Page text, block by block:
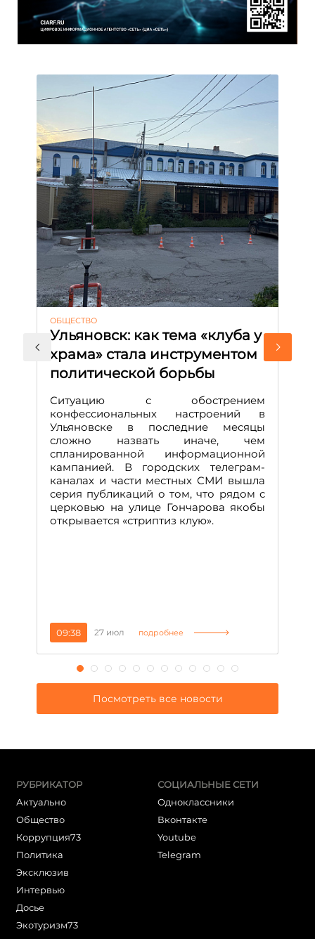
ОБЩЕСТВО
Ульяновск: как тема «клуба у
храма» стала инструментом
политической борьбы
Ситуацию с обострением
конфессиональных настроений в
Ульяновске в последние месяцы
сложно назвать иначе, чем
спланированной информационной
кампанией. В городских телеграм-
каналах и части местных СМИ вышла
серия публикаций о том, что рядом с
церковью на улице Гончарова якобы
открывается «стриптиз клую».
09:38 27 июл подробнее
Посмотреть все новости
РУБРИКАТОР
Актуально
Общество
Коррупция73
Политика
Эксклюзив
Интервью
Досье
Экотуризм73
СОЦИАЛЬНЫЕ СЕТИ
Одноклассники
Вконтакте
Youtube
Telegram